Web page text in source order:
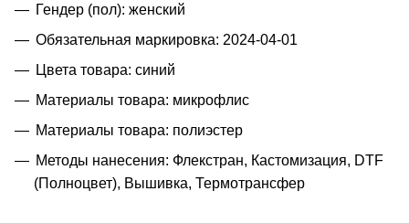
Гендер (пол): женский
Обязательная маркировка: 2024-04-01
Цвета товара: синий
Материалы товара: микрофлис
Материалы товара: полиэстер
Методы нанесения: Флекстран, Кастомизация, DTF
(Полноцвет), Вышивка, Термотрансфер